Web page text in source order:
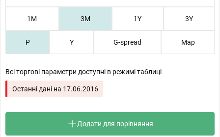
1М 3М 1Y 3Y
P Y G-spread Map
Всі торгові параметри доступні в режимі таблиці
Останні дані на 17.06.2016
Додати для порівняння